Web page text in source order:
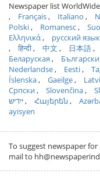
Newspaper list
Français
Italiano
Polski
Romanesc
Ελληνικά
русский язык
हिन्दी
中文 日本語
Беларуская
Български
Nederlandse
Eesti
Íslenska
Gaeilge
Српски
Slovenčina
ייִדיש
Հայերեն
ayisyen
To suggest newspaper
mail to